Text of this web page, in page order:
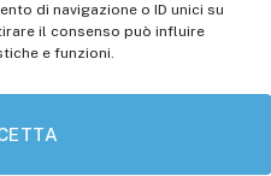
di navigazione o ID unici su
il consenso può influire
e funzioni.